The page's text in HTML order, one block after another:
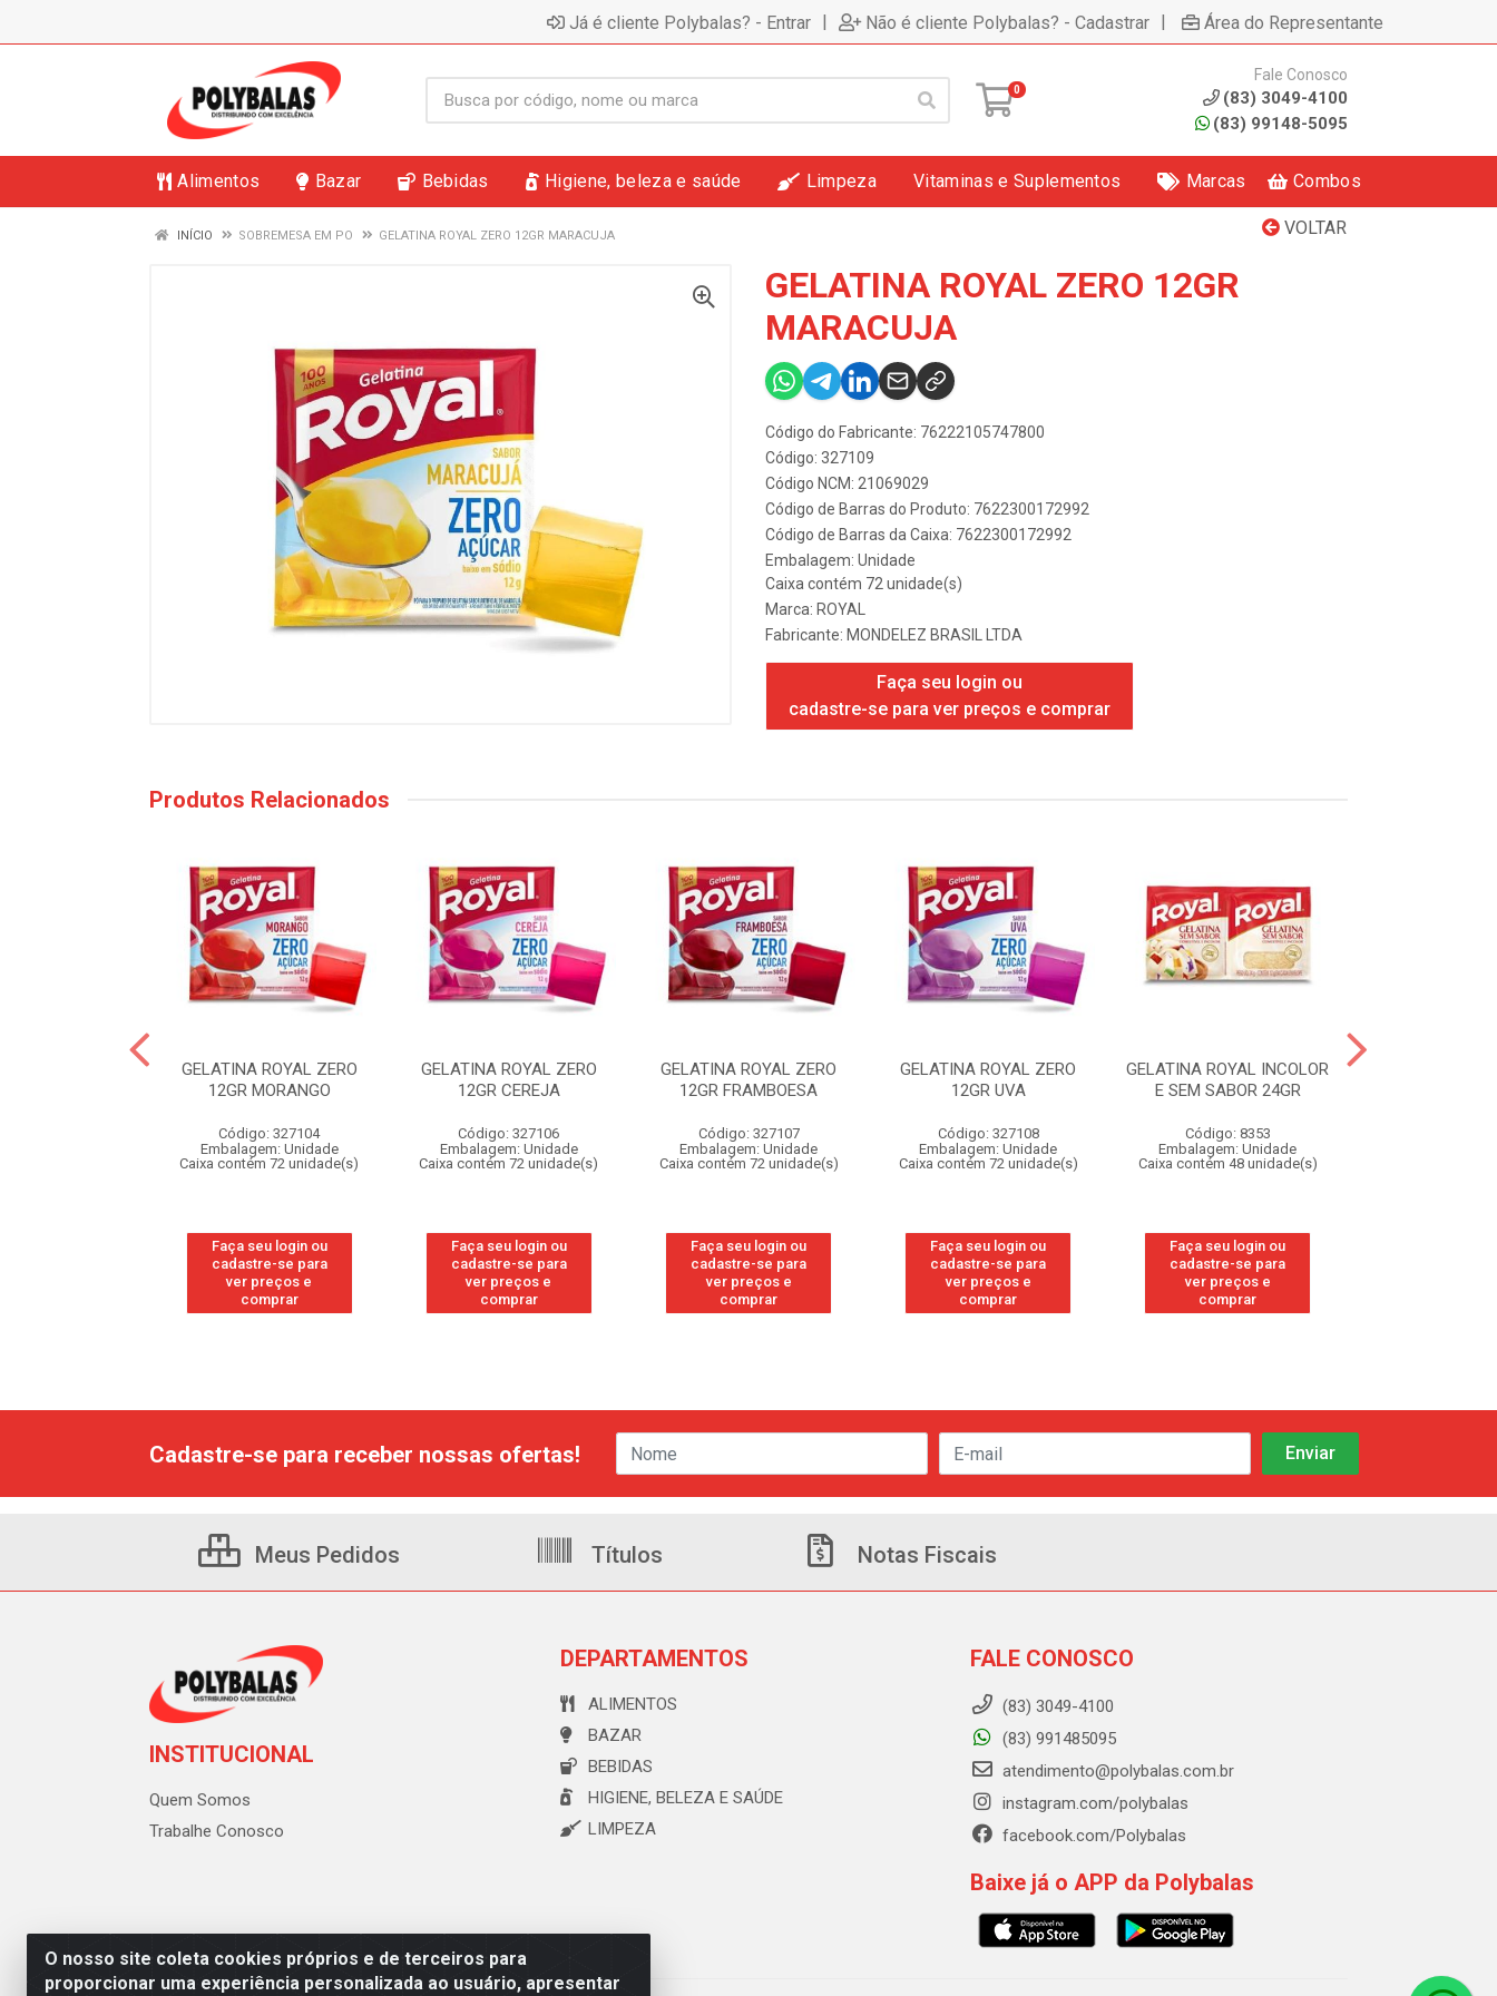
Já é cliente Polybalas? - Entrar | Não é cliente Polybalas? - Cadastrar | Área do Representante
0
Fale Conosco
(83) 3049-4100
(83) 99148-5095
Alimentos Bazar Bebidas Higiene, beleza e saúde Limpeza Vitaminas e Suplementos Marcas Combos
VOLTAR
INÍCIO SOBREMESA EM PO GELATINA ROYAL ZERO 12GR MARACUJA
GELATINA ROYAL ZERO 12GR
MARACUJA
Código do Fabricante: 76222105747800
Código: 327109
Código NCM: 21069029
Código de Barras do Produto: 7622300172992
Código de Barras da Caixa: 7622300172992
Embalagem: Unidade
Caixa contém 72 unidade(s)
Marca: ROYAL
Fabricante: MONDELEZ BRASIL LTDA
Faça seu login ou
cadastre-se para ver preços e comprar
Produtos Relacionados
GELATINA ROYAL ZERO
12GR MORANGO
Código: 327104
Embalagem: Unidade
Caixa contém 72 unidade(s)
Faça seu login ou
cadastre-se para
ver preços e
comprar
GELATINA ROYAL ZERO
12GR CEREJA
Código: 327106
Embalagem: Unidade
Caixa contém 72 unidade(s)
Faça seu login ou
cadastre-se para
ver preços e
comprar
GELATINA ROYAL ZERO
12GR FRAMBOESA
Código: 327107
Embalagem: Unidade
Caixa contém 72 unidade(s)
Faça seu login ou
cadastre-se para
ver preços e
comprar
GELATINA ROYAL ZERO
12GR UVA
Código: 327108
Embalagem: Unidade
Caixa contém 72 unidade(s)
Faça seu login ou
cadastre-se para
ver preços e
comprar
GELATINA ROYAL INCOLOR
E SEM SABOR 24GR
Código: 8353
Embalagem: Unidade
Caixa contém 48 unidade(s)
Faça seu login ou
cadastre-se para
ver preços e
comprar
O nosso site coleta cookies próprios e de terceiros para
proporcionar uma experiência personalizada ao usuário, apresentar
Cadastre-se para receber nossas ofertas!
Meus Pedidos Títulos Notas Fiscais
INSTITUCIONAL
Quem Somos
Trabalhe Conosco
DEPARTAMENTOS
ALIMENTOS
BAZAR
BEBIDAS
HIGIENE, BELEZA E SAÚDE
LIMPEZA
FALE CONOSCO
(83) 3049-4100
(83) 991485095
atendimento@polybalas.com.br
instagram.com/polybalas
facebook.com/Polybalas
Baixe já o APP da Polybalas